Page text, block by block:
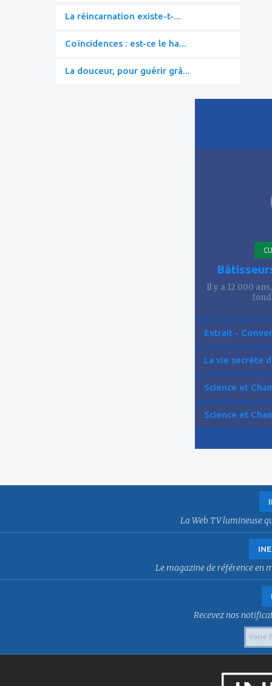
La réincarnation existe-t-...
Coïncidences : est-ce le ha...
La douceur, pour guérir grâ...
Il y a 12.000
Extrait -
La vie secrète
Science et
Science et
La Web TV lumineuse
Le magazine de référence en
Recevez nos